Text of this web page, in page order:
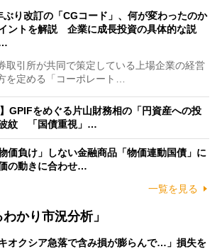
ぶり改訂の「CGコード」、何が変わったのか
ントを解説 企業に成長投資の具体的な説
引所が共同で策定している上場企業の経営
を定める「コーポレート…
GPIFをめぐる片山財務相の「円資産への投
紋 「国債重視」…
価負け」しない金融商品「物価連動国債」に
の動きに合わせ…
一覧を見る
かり市況分析」
キオクシア急落で含み損が膨らんで…」損失を